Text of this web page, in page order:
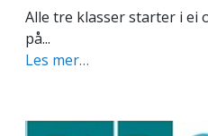
Alle tre klasser starter i ei
på...
Les mer…